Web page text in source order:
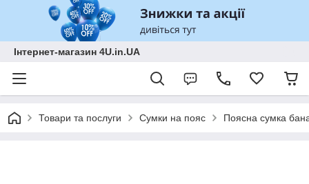
Інтернет-магазин 4U.in.UA
Товари та послуги Сумки на пояс Поясна сумка